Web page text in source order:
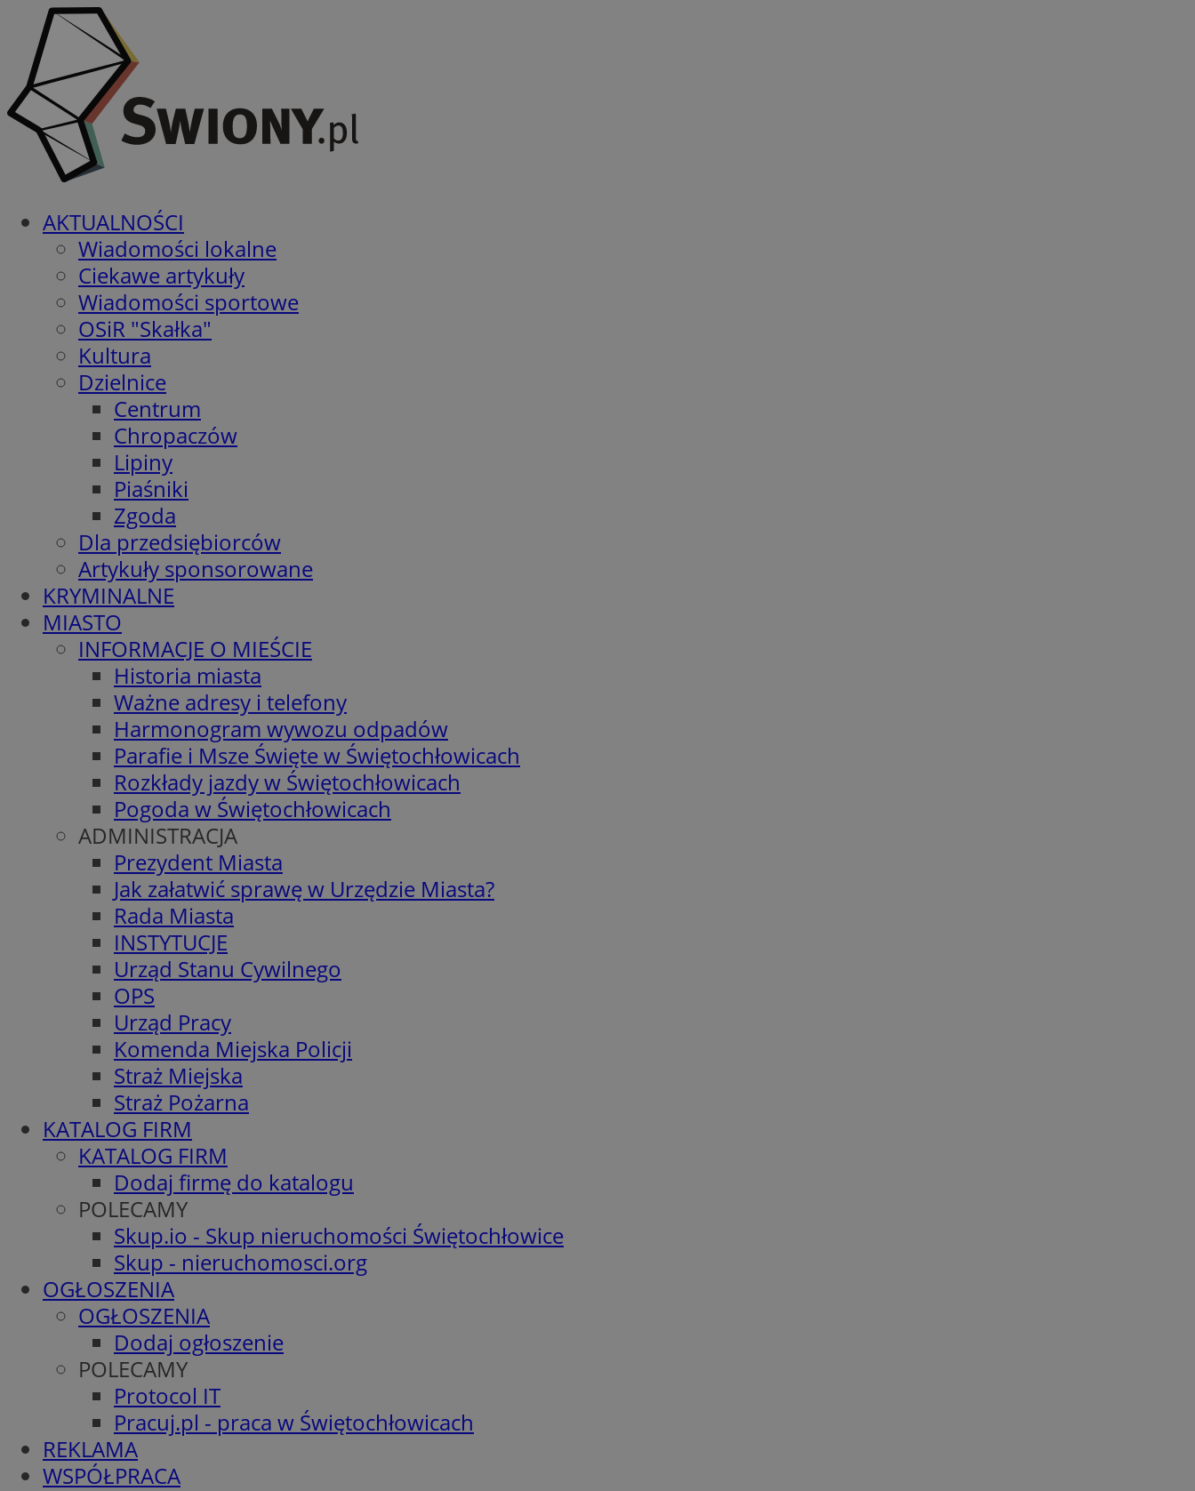
AKTUALNOŚCI
Wiadomości lokalne
Ciekawe artykuły
Wiadomości sportowe
OSiR "Skałka"
Kultura
Dzielnice
Centrum
Chropaczów
Lipiny
Piaśniki
Zgoda
Dla przedsiębiorców
Artykuły sponsorowane
KRYMINALNE
MIASTO
INFORMACJE O MIEŚCIE
Historia miasta
Ważne adresy i telefony
Harmonogram wywozu odpadów
Parafie i Msze Święte w Świętochłowicach
Rozkłady jazdy w Świętochłowicach
Pogoda w Świętochłowicach
ADMINISTRACJA
Prezydent Miasta
Jak załatwić sprawę w Urzędzie Miasta?
Rada Miasta
INSTYTUCJE
Urząd Stanu Cywilnego
OPS
Urząd Pracy
Komenda Miejska Policji
Straż Miejska
Straż Pożarna
KATALOG FIRM
KATALOG FIRM
Dodaj firmę do katalogu
POLECAMY
Skup.io - Skup nieruchomości Świętochłowice
Skup - nieruchomosci.org
OGŁOSZENIA
OGŁOSZENIA
Dodaj ogłoszenie
POLECAMY
Protocol IT
Pracuj.pl - praca w Świętochłowicach
REKLAMA
WSPÓŁPRACA